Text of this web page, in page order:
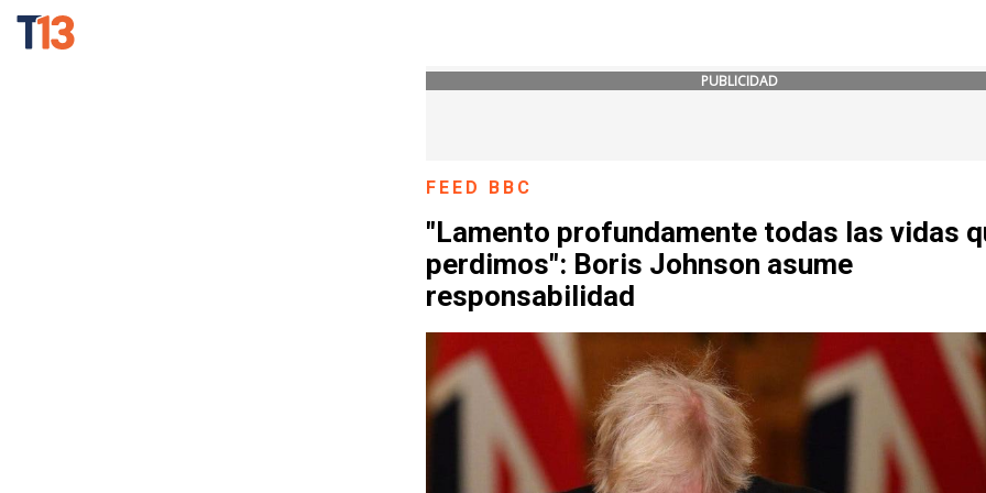
PUBLICIDAD
FEED BBC
"Lamento profundamente todas las vidas
perdimos": Boris Johnson asume
responsabilidad